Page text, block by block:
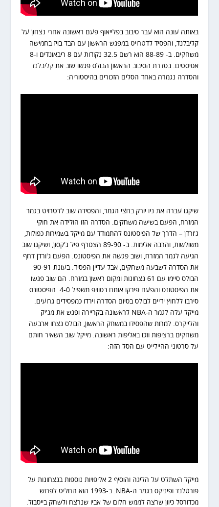
באותה עונה הוא עבר סיבוב בפלייאוף פעם ראשונה אחרי נצחון על
קליבלנד, והפסיד לדטרויט במפגש הראשון עם הבד בויז בחמישה
משחקים. ב- 88-89 הוא רשם 32.5 נקודות עם 8 ריבאונדים ו-8
אסיסטים. בסדרת הסיבוב הראשון הבולס פגשו שוב את קליבלנד
והסדרה נגמרה באחד הסלים הזכורים בהיסטוריה:
שיקגו עברה את ניו יורק בחצי הגמר, והפסידה שוב לדטרויט בגמר
המזרח, הפעם בשישה משחקים. הסדרה הזו הולידה את חוקי
ג'ורדן – הדרך של הפיסטונס להתמודד עם מייקל בשמירות כפולות,
משולשות, והרבה אלימות. ב- 89-90 הצטרף פיל ג'קסון, ושיקגו שוב
הגיעה לגמר המזרח, ושוב פגשה את הפיסטונס. הפעם ג'ורדן דחף
את הסדרה לשבעה משחקים, אבל עדיין הפסיד. בעונת 90-91
הבולס סיימו עם 61 נצחונות ומקום ראשון במזרח. הם שוב פגשו
את הפיסטונס והפעם פירקו אותם בסוויפ משפיל 4-0. הפיסטונס
סירבו ללחוץ ידיים לבולס בסיום הסדרה וירדו כמפסידים גרועים.
מייקל עלה לגמר ה-NBA לראשונה בקריירה ופגש את מג'יק
והלייקרס. למרות שהפסידו במשחק הראשון, הבולס נצחו ארבעה
משחקים ברציפות וזכו באליפות ראשונה. מייקל שוב השאיר חותם
על סרטוני ההיילייט עם הסל הזה:
מייקל השתלט על הליגה והוסיף 2 אליפויות נוספות בנצחונות על
פורטלנד ופיניקס בגמר ה-NBA. ב-1993 הוא החליט לפרוש
מכדורסל כיוון שרצה לממש חלום של אביו שנרצח ולשחק בייסבול.